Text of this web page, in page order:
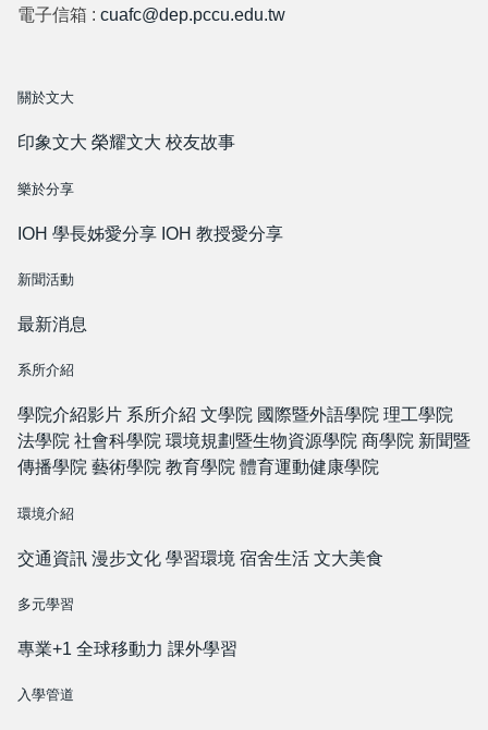
電子信箱 : cuafc@dep.pccu.edu.tw
關於文大
印象文大 榮耀文大 校友故事
樂於分享
IOH 學長姊愛分享 IOH 教授愛分享
新聞活動
最新消息
系所介紹
學院介紹影片 系所介紹 文學院 國際暨外語學院 理工學院
法學院 社會科學院 環境規劃暨生物資源學院 商學院 新聞暨
傳播學院 藝術學院 教育學院 體育運動健康學院
環境介紹
交通資訊 漫步文化 學習環境 宿舍生活 文大美食
多元學習
專業+1 全球移動力 課外學習
入學管道